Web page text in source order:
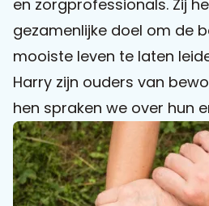
Sophi
en zorgprofessionals. Zij
gezamenlijke doel om de
mooiste leven te laten
Harry zijn ouders van
hen spraken we over hun